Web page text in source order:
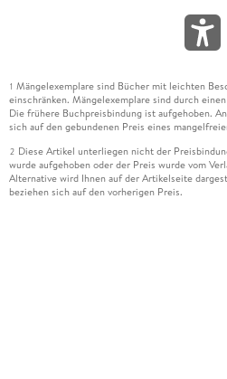
1 Mängelexemplare sind Bücher mit leichten
einschränken. Mängelexemplare sind durch
Die frühere Buchpreisbindung ist aufgehoben.
sich auf den gebundenen Preis eines
2 Diese Artikel unterliegen nicht der
wurde aufgehoben oder der Preis wurde vom
Alternative wird Ihnen auf der Artikelseite
beziehen sich auf den vorherigen Preis.